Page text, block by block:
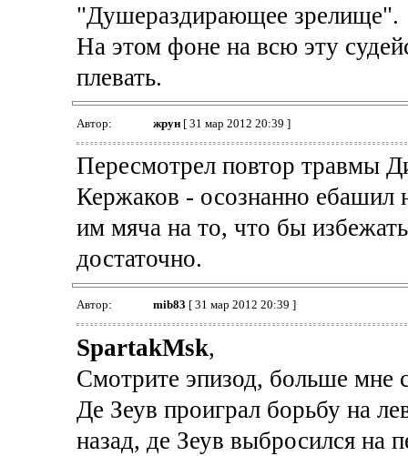
"Душераздирающее зрелище".
На этом фоне на всю эту
плевать.
Автор: жрун[ 31 мар 2012 20:39 ]
Пересмотрел повтор травмы
Кержаков - осознанно ебашил
им мяча на то, что бы
достаточно.
Автор: mib83 [ 31 мар 2012 20:39 ]
SpartakMsk,
Смотрите эпизод, больше мне
Де Зеув проиграл борьбу на
назад, де Зеув выбросился на